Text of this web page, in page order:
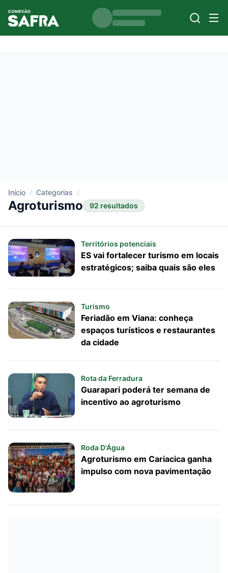
Início / Categorias /
Agroturismo 92 resultados
Territórios potenciais
ES vai fortalecer turismo em locais
estratégicos; saiba quais são eles
Turismo
Feriadão em Viana: conheça
espaços turísticos e restaurantes
da cidade
Rota da Ferradura
Guarapari poderá ter semana de
incentivo ao agroturismo
Roda D'Água
Agroturismo em Cariacica ganha
impulso com nova pavimentação